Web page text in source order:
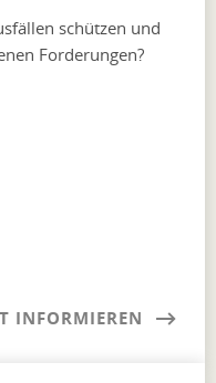
schützen und
Forderungen?
INFORMIEREN